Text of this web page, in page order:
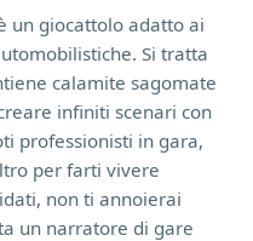
un giocattolo adatto ai
Si tratta
calamite sagomate
infiniti scenari con
professionisti in gara,
per farti vivere
non ti annoierai
un narratore di gare